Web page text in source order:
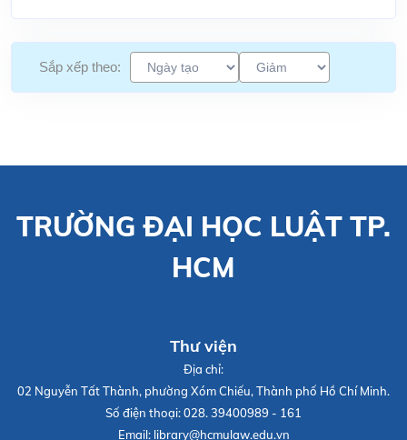
Sắp xếp theo:
TRƯỜNG ĐẠI HỌC LUẬT TP.
HCM
Thư viện
Địa chỉ:
02 Nguyễn Tất Thành, phường Xóm Chiếu, Thành phố Hồ Chí Minh.
Số điện thoại:028. 39400989 - 161
Email: library@hcmulaw.edu.vn